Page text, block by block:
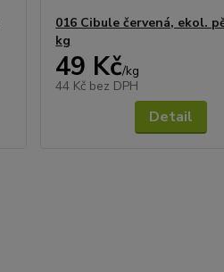
016 Cibule červená, ekol.
kg
49 Kč/kg
44 Kč bez DPH
Detail